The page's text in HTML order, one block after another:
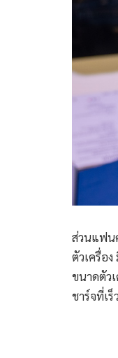
ส่วนแฟน
ตัวเครื่อ
ขนาดตัว
ชาร์จที่เร็